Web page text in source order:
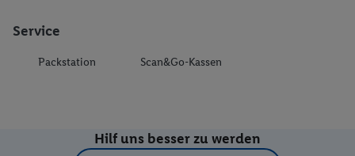
Service
Packstation Scan&Go-Kassen
Hilf uns besser zu werden